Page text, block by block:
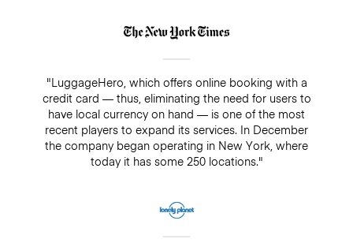
"LuggageHero, which offers online booking with a
credit card — thus, eliminating the need for users to
have local currency on hand — is one of the most
recent players to expand its services. In December
the company began operating in New York, where
today it has some 250 locations."